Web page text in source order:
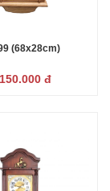
(68x28cm)
đ